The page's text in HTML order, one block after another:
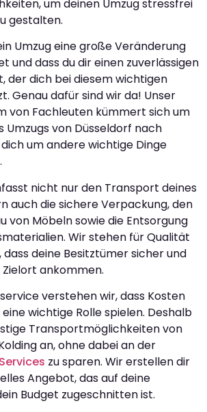
um deinen Umzug stressfrei
gestalten.
Umzug eine große Veränderung
und dass du dir einen zuverlässigen
der dich bei diesem wichtigen
Genau dafür sind wir da! Unser
von Fachleuten kümmert sich um
Umzugs von Düsseldorf nach
um andere wichtige Dinge
nicht nur den Transport deines
auch die sichere Verpackung, den
von Möbeln sowie die Entsorgung
Wir stehen für Qualität
deine Besitztümer sicher und
ankommen.
verstehen wir, dass Kosten
wichtige Rolle spielen. Deshalb
Transportmöglichkeiten von
an, ohne dabei an der
Services zu sparen. Wir erstellen dir
Angebot, das auf deine
Budget zugeschnitten ist.